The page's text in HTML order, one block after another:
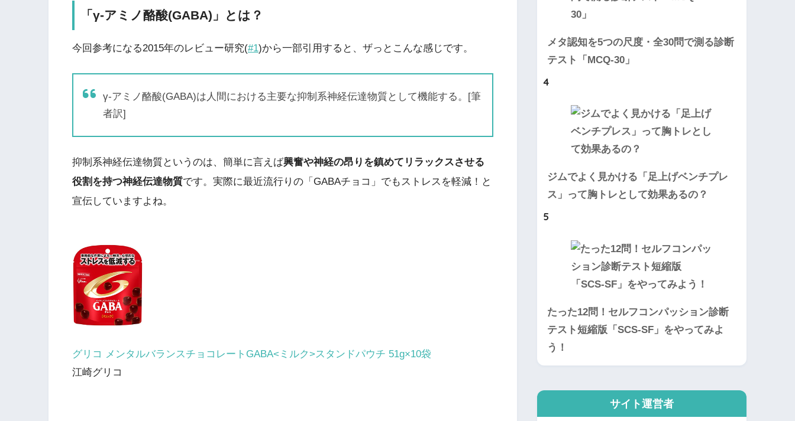
「γ-アミノ酪酸(GABA)」とは？
今回参考になる2015年のレビュー研究(#1)から一部引用すると、ザっとこんな感じです。
γ-アミノ酪酸(GABA)は人間における主要な抑制系神経伝達物質として機能する。[筆
者訳]
抑制系神経伝達物質というのは、簡単に言えば興奮や神経の昂りを鎮めてリラックスさせる
役割を持つ神経伝達物質です。実際に最近流行りの「GABAチョコ」でもストレスを軽減！と
宣伝していますよね。
グリコ メンタルバランスチョコレートGABA<ミルク>スタンドパウチ 51g×10袋
江崎グリコ
メタ認知を5つの尺度・全30問で測る診断
テスト「MCQ-30」
4
ジムでよく見かける「足上げベンチプレ
ス」って胸トレとして効果あるの？
5
たった12問！セルフコンパッション診断
テスト短縮版「SCS-SF」をやってみよ
う！
サイト運営者